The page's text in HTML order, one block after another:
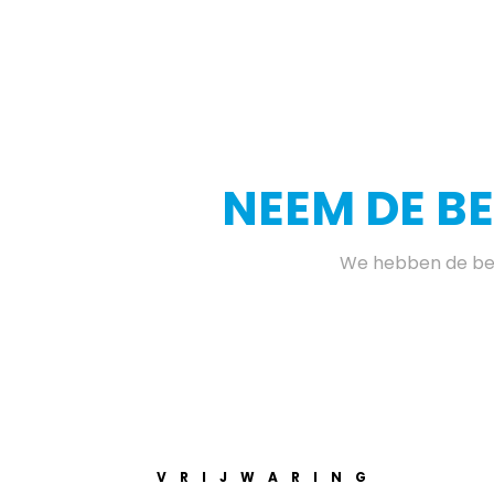
NEEM DE
We hebben de
VRIJWARING